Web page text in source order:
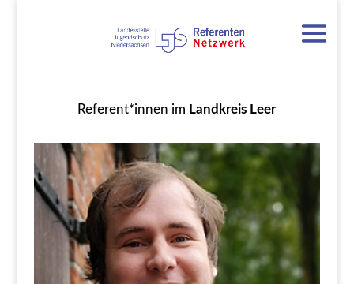
Referent*innen im Landkreis Leer